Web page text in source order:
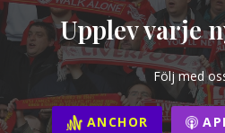
Upplev varje
Följ med
ANCHOR